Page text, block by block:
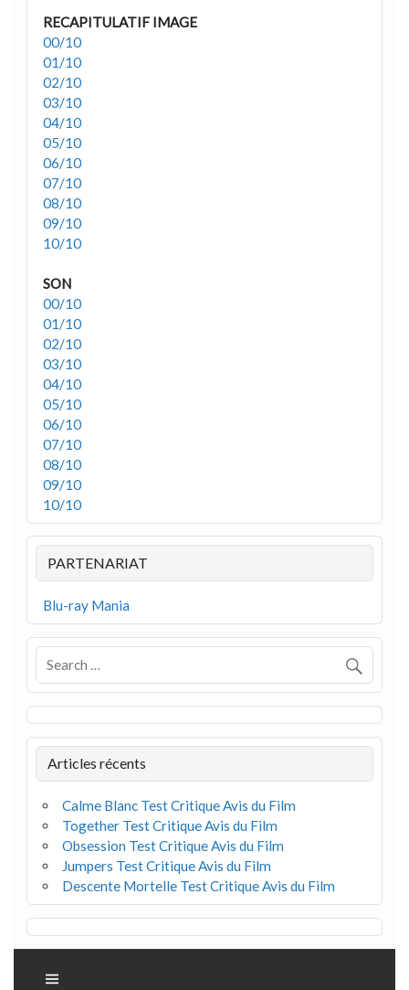
RECAPITULATIF IMAGE
00/10
01/10
02/10
03/10
04/10
05/10
06/10
07/10
08/10
09/10
10/10
SON
00/10
01/10
02/10
03/10
04/10
05/10
06/10
07/10
08/10
09/10
10/10
PARTENARIAT
Blu-ray Mania
Articles récents
Calme Blanc Test Critique Avis du Film
Together Test Critique Avis du Film
Obsession Test Critique Avis du Film
Jumpers Test Critique Avis du Film
Descente Mortelle Test Critique Avis du Film